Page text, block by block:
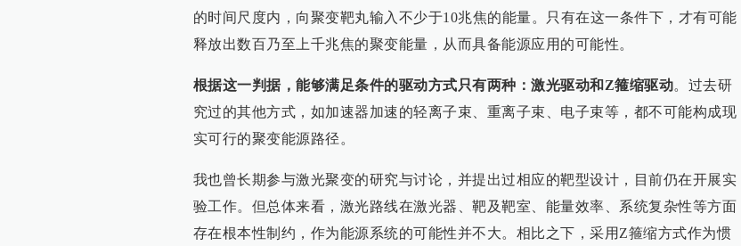
的时间尺度内，向聚变靶丸输入不少于10兆焦的能量。只有在这一条件下，才有可能
释放出数百乃至上千兆焦的聚变能量，从而具备能源应用的可能性。
根据这一判据，能够满足条件的驱动方式只有两种：激光驱动和Z箍缩驱动。过去研
究过的其他方式，如加速器加速的轻离子束、重离子束、电子束等，都不可能构成现
实可行的聚变能源路径。
我也曾长期参与激光聚变的研究与讨论，并提出过相应的靶型设计，目前仍在开展实
验工作。但总体来看，激光路线在激光器、靶及靶室、能量效率、系统复杂性等方面
存在根本性制约，作为能源系统的可能性并不大。相比之下，采用Z箍缩方式作为惯